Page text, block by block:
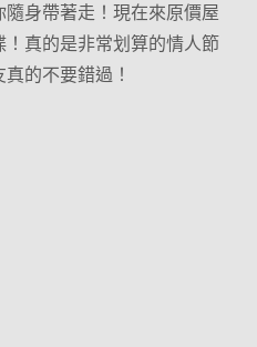
身帶著走！現在來原價屋
真的是非常划算的情人節
的不要錯過！